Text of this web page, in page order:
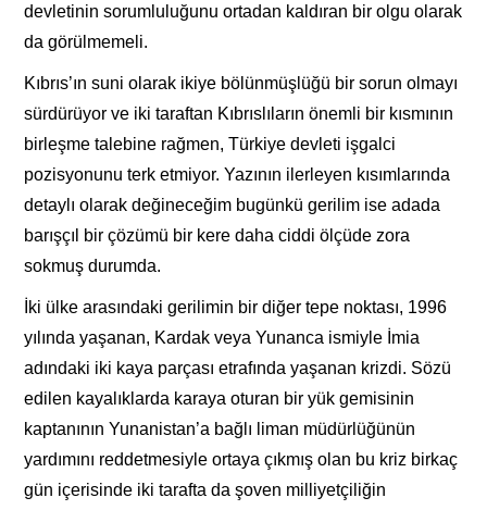
devletinin sorumluluğunu ortadan kaldıran bir olgu olarak
da görülmemeli.
Kıbrıs’ın suni olarak ikiye bölünmüşlüğü bir sorun olmayı
sürdürüyor ve iki taraftan Kıbrıslıların önemli bir kısmının
birleşme talebine rağmen, Türkiye devleti işgalci
pozisyonunu terk etmiyor. Yazının ilerleyen kısımlarında
detaylı olarak değineceğim bugünkü gerilim ise adada
barışçıl bir çözümü bir kere daha ciddi ölçüde zora
sokmuş durumda.
İki ülke arasındaki gerilimin bir diğer tepe noktası, 1996
yılında yaşanan, Kardak veya Yunanca ismiyle İmia
adındaki iki kaya parçası etrafında yaşanan krizdi. Sözü
edilen kayalıklarda karaya oturan bir yük gemisinin
kaptanının Yunanistan’a bağlı liman müdürlüğünün
yardımını reddetmesiyle ortaya çıkmış olan bu kriz birkaç
gün içerisinde iki tarafta da şoven milliyetçiliğin